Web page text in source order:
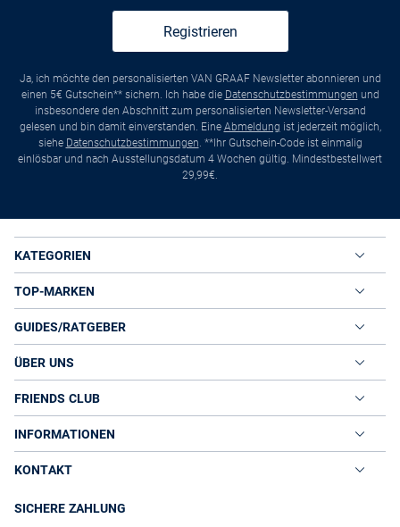
Registrieren
Ja, ich möchte den personalisierten VAN GRAAF Newsletter abonnieren und
einen 5€ Gutschein** sichern. Ich habe die Datenschutzbestimmungen und
insbesondere den Abschnitt zum personalisierten Newsletter-Versand
gelesen und bin damit einverstanden. Eine Abmeldung ist jederzeit möglich,
siehe Datenschutzbestimmungen. **Ihr Gutschein-Code ist einmalig
einlösbar und nach Ausstellungsdatum 4 Wochen gültig. Mindestbestellwert
29,99€.
KATEGORIEN
TOP-MARKEN
GUIDES/RATGEBER
ÜBER UNS
FRIENDS CLUB
INFORMATIONEN
KONTAKT
SICHERE ZAHLUNG